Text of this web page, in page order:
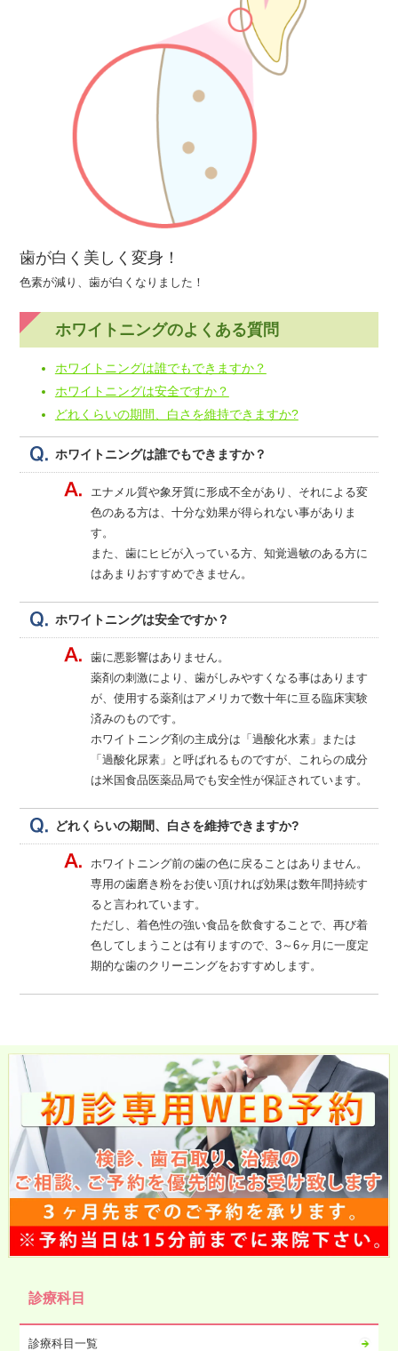
歯が白く美しく変身！
色素が減り、歯が白くなりました！
ホワイトニングのよくある質問
ホワイトニングは誰でもできますか？
ホワイトニングは安全ですか？
どれくらいの期間、白さを維持できますか?
ホワイトニングは誰でもできますか？
エナメル質や象牙質に形成不全があり、それによる変
色のある方は、十分な効果が得られない事がありま
す。
また、歯にヒビが入っている方、知覚過敏のある方に
はあまりおすすめできません。
ホワイトニングは安全ですか？
歯に悪影響はありません。
薬剤の刺激により、歯がしみやすくなる事はあります
が、使用する薬剤はアメリカで数十年に亘る臨床実験
済みのものです。
ホワイトニング剤の主成分は「過酸化水素」または
「過酸化尿素」と呼ばれるものですが、これらの成分
は米国食品医薬品局でも安全性が保証されています。
どれくらいの期間、白さを維持できますか?
ホワイトニング前の歯の色に戻ることはありません。
専用の歯磨き粉をお使い頂ければ効果は数年間持続す
ると言われています。
ただし、着色性の強い食品を飲食することで、再び着
色してしまうことは有りますので、3～6ヶ月に一度定
期的な歯のクリーニングをおすすめします。
診療科目
診療科目一覧